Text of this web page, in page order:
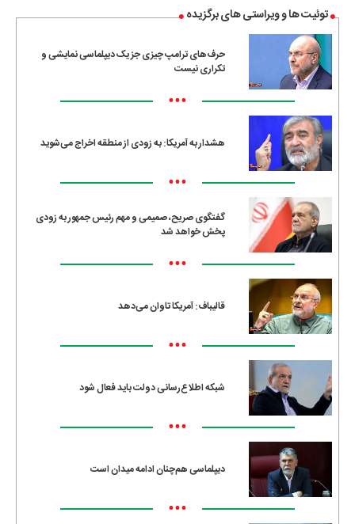
توئیت ها و ویراستی های برگزیده
حرف‌های ترامپ چیزی جز یک دیپلماسی نمایشی و
تکراری نیست
•••
هشدار به آمریکا: به زودی از منطقه اخراج می‌شوید
•••
گفتگوی صریح، صمیمی و مهم رئیس جمهور به زودی
پخش خواهد شد
•••
قالیباف: آمریکا تاوان می‌دهد
•••
شبکه اطلاع‌رسانی دولت باید فعال شود
•••
دیپلماسی هم‌چنان ادامه میدان است
•••